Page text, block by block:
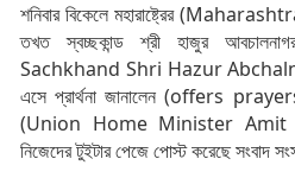
শনিবার বিকেলে মহারাষ্ট্রের
তখত স্বচ্ছকান্ড শ্রী হাজুর
Sachkhand Shri Hazur
এসে প্রার্থনা জানালেন (offers prayers)
(Union Home Minister Amit
নিজেদের টুইটার পেজে পোস্ট করেছে সংবাদ